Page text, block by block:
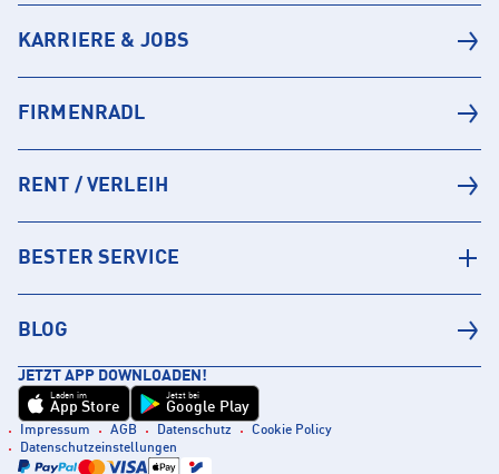
KARRIERE & JOBS
FIRMENRADL
RENT / VERLEIH
BESTER SERVICE
BLOG
JETZT APP DOWNLOADEN!
Laden im
App Store
Jetzt bei
Google Play
Impressum AGB Datenschutz
Cookie Policy
Datenschutzeinstellungen